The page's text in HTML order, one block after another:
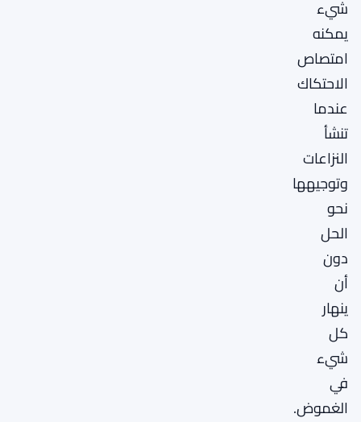
شيء
يمكنه
امتصاص
الاحتكاك
عندما
تنشأ
النزاعات
وتوجيهها
نحو
الحل
دون
أن
ينهار
كل
شيء
في
الغموض.